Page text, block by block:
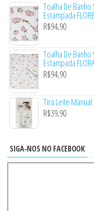
Toalha De
Estampada
R$94,90
Toalha De
Estampada
R$94,90
Tira Leite
R$39,90
SIGA-NOS NO FACEBOOK